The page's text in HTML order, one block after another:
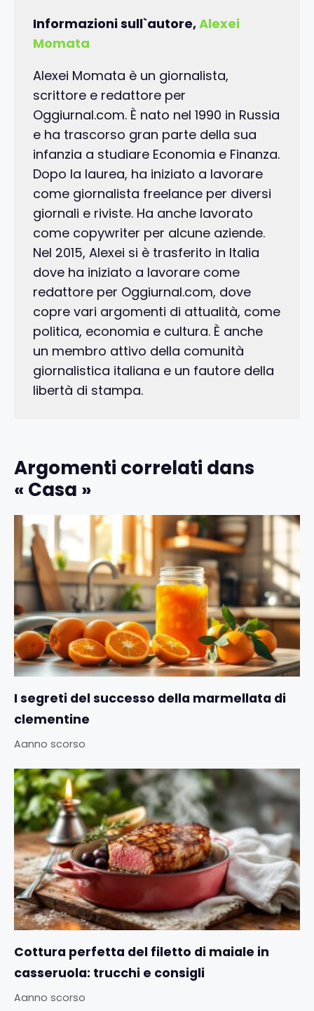
Informazioni sull`autore,Alexei
Momata
Alexei Momata è un giornalista,
scrittore e redattore per
Oggiurnal.com. È nato nel 1990 in Russia
e ha trascorso gran parte della sua
infanzia a studiare Economia e Finanza.
Dopo la laurea, ha iniziato a lavorare
come giornalista freelance per diversi
giornali e riviste. Ha anche lavorato
come copywriter per alcune aziende.
Nel 2015, Alexei si è trasferito in Italia
dove ha iniziato a lavorare come
redattore per Oggiurnal.com, dove
copre vari argomenti di attualità, come
politica, economia e cultura. È anche
un membro attivo della comunità
giornalistica italiana e un fautore della
libertà di stampa.
Argomenti correlati dans
« Casa »
I segreti del successo della marmellata di
clementine
Aanno scorso
Cottura perfetta del filetto di maiale in
casseruola: trucchi e consigli
Aanno scorso